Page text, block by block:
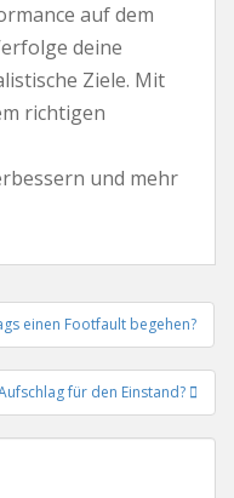
auf dem
deine
Ziele. Mit
richtigen
und mehr
einen Footfault begehen?
für den Einstand?